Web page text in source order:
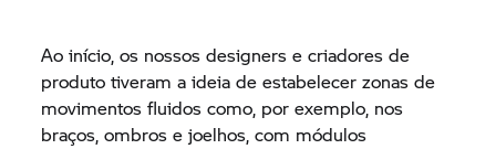
Ao início, os nossos designers e criadores de
produto tiveram a ideia de estabelecer zonas de
movimentos fluidos como, por exemplo, nos
braços, ombros e joelhos, com módulos